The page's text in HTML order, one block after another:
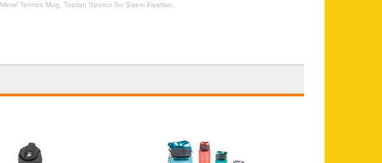
Metal Termos Mug ,Toptan Sporcu Su Şişesi Fiyatları